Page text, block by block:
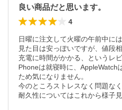
良い商品だと思います。
4
日曜に注文して火曜の午前中には
見た目は安っぽいですが、値段相
充電に時間がかかる、というレ
Phoneは就寝時に、AppleWatch
ため気になりません。
今のところストレスなく問題な
耐久性についてはこれから様子見